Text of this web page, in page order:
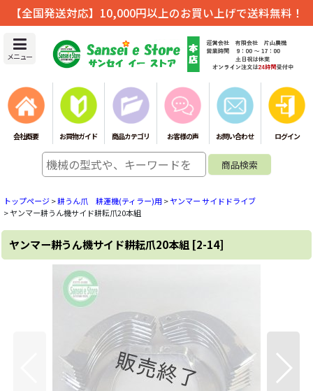
【全国発送対応】10,000円以上のお買い上げで送料無料！
メニュー
会社概要 お買物ガイド 商品カテゴリ お客様の声 お問い合わせ ログイン
トップページ>耕うん爪 耕運機(ティラー)用 >ヤンマー サイドドライブ
>ヤンマー耕うん機サイド耕耘爪20本組
ヤンマー耕うん機サイド耕耘爪20本組 [2-14]